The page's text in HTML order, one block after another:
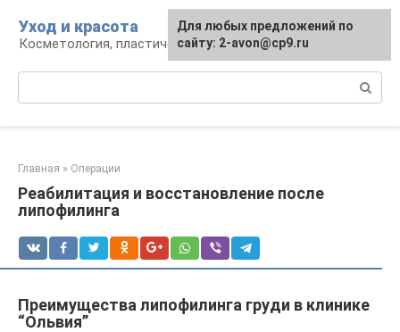
контенту
Уход и красота
Косметология, пластическая хирургия, уход
Главная » Операции
Реабилитация и восстановление после
липофилинга
Преимущества липофилинга груди в клинике
“Ольвия”
Для любых предложений по
сайту: 2-avon@cp9.ru